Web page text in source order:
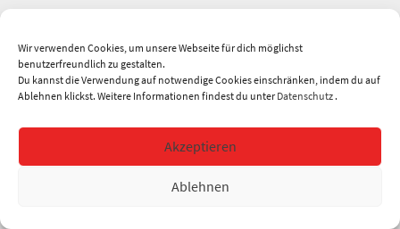
Wir verwenden Cookies, um unsere Webseite für dich möglichst
benutzerfreundlich zu gestalten.
Du kannst die Verwendung auf notwendige Cookies einschränken, indem du auf
Ablehnen klickst. Weitere Informationen findest du unterDatenschutz .
Akzeptieren
Ablehnen